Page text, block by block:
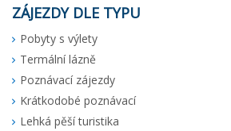
ZÁJEZDY DLE TYPU
Pobyty s výlety
Termální lázně
Poznávací zájezdy
Krátkodobé poznávací
Lehká pěší turistika